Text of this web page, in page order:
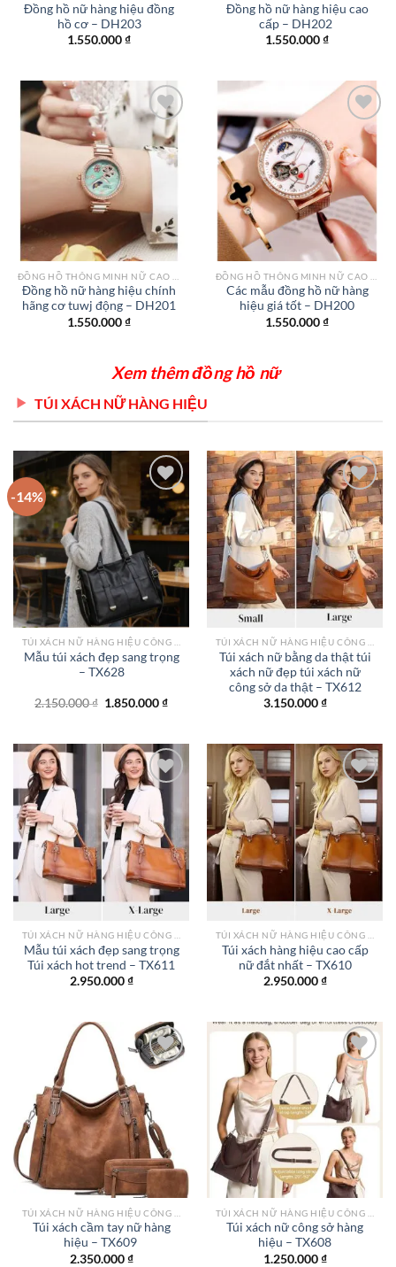
Đồng hồ nữ hàng hiệu đồng
hồ cơ – DH203
1.550.000₫
Đồng hồ nữ hàng hiệu cao
cấp – DH202
1.550.000₫
Add to
Đồng hồ nữ hàng hiệu chính
hãng cơ tuwj động – DH201
1.550.000₫
Add to
wishlist
Các mẫu đồng hồ nữ hàng
hiệu giá tốt – DH200
1.550.000₫
Xem thêm đồng hồ nữ
TÚI XÁCH NỮ HÀNG HIỆU
-14%
Add to
wishlist
TÚI XÁCH NỮ HÀNG HIỆU CÔNG SỞ TPHCM
Mẫu túi xách đẹp sang trọng
– TX628
2.150.000₫ Giá
1.850.000₫Giá
1.850.000 ₫.
Add to
wishlist
TÚI XÁCH NỮ HÀNG HIỆU CÔNG SỞ TPHCM
Túi xách nữ bằng da thật túi
xách nữ đẹp túi xách nữ
công sở da thật – TX612
3.150.000₫
Add to
wishlist
Mẫu túi xách đẹp sang trọng
Túi xách hot trend – TX611
2.950.000₫
Add to
wishlist
Túi xách hàng hiệu cao cấp
nữ đắt nhất – TX610
2.950.000₫
Add to
wishlist
Túi xách cầm tay nữ hàng
hiệu – TX609
2.350.000₫
Add to
wishlist
Túi xách nữ công sở hàng
hiệu – TX608
1.250.000₫